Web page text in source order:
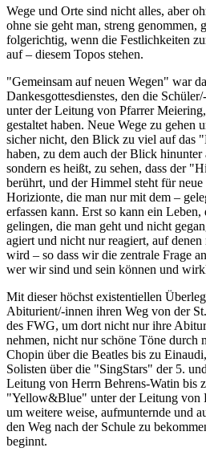
Wege und Orte sind nicht alles, aber
ohne sie geht man, streng genommen,
folgerichtig, wenn die Festlichkeiten
auf – diesem Topos stehen.
"Gemeinsam auf neuen Wegen" war
Dankesgottesdienstes, den die
unter der Leitung von Pfarrer
gestaltet haben. Neue Wege zu gehen
sicher nicht, den Blick zu viel auf das
haben, zu dem auch der Blick hinunter
sondern es heißt, zu sehen, dass der
berührt, und der Himmel steht für neue
Horizionte, die man nur mit dem –
erfassen kann. Erst so kann ein
gelingen, die man geht und nicht
agiert und nicht nur reagiert, auf
wird – so dass wir die zentrale Frage
wer wir sind und sein können und
Mit dieser höchst existentiellen
Abiturient/-innen ihren Weg von der
des FWG, um dort nicht nur ihre
nehmen, nicht nur schöne Töne durch
Chopin über die Beatles bis zu
Solisten über die "SingStars" der 5.
Leitung von Herrn Behrens-Watin bis
"Yellow&Blue" unter der Leitung von
um weitere weise, aufmunternde und
den Weg nach der Schule zu
beginnt.